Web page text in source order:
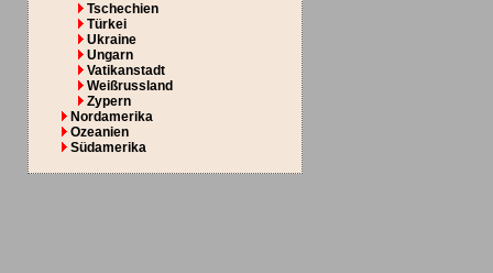
Tschechien
Türkei
Ukraine
Ungarn
Vatikanstadt
Weißrussland
Zypern
Nordamerika
Ozeanien
Südamerika